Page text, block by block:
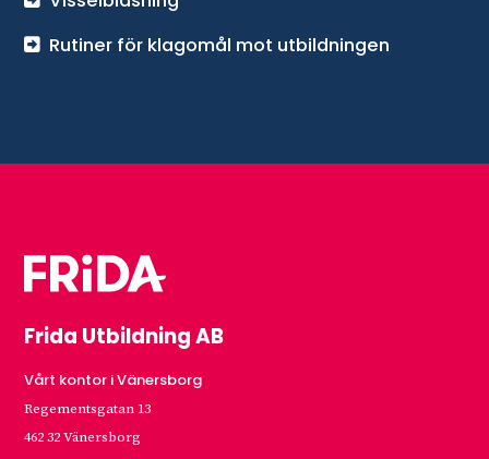
Frida Utbildning AB
Vårt kontor i Vänersborg
Regementsgatan 13
462 32 Vänersborg
Rutiner för klagomål mot utbildningen